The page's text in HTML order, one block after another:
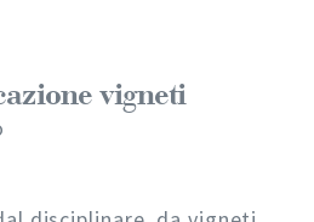
vigneti